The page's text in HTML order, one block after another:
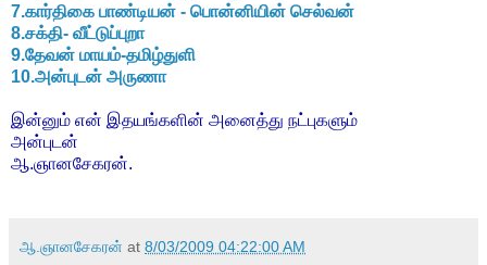
7.கார்திகை பாண்டியன் - பொன்னியின் செல்வன்
8.சக்தி- வீட்டுப்புறா
9.தேவன் மாயம்-தமிழ்துளி
10.அன்புடன் அருணா
இன்னும் என் இதயங்களின் அனைத்து நட்புகளும்
அன்புடன்
ஆ.ஞானசேகரன்.
ஆ.ஞானசேகரன் at 8/03/2009 04:22:00 AM